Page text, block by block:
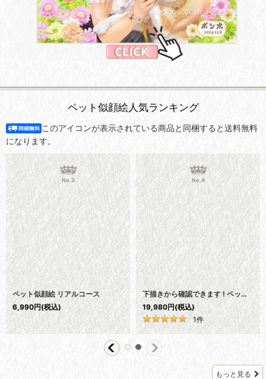
ペット似顔絵人気ランキング
このアイコンが表示されている商品と同梱すると送料無料
になります。
No.1
プレミアム ペットアート 新発売記念｜期間限定 50%OFF 【送料無料】
7,950円 (税込)
No.2
ペット似顔絵 メモリアル 虹の橋 (額入り)
6,990円(税込)
3件
もっと見る